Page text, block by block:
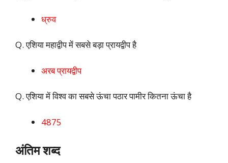
ध्रुव
Q. एशिया महाद्वीप में सबसे बड़ा प्रायद्वीप है
अरब प्रायद्वीप
Q. एशिया में विश्व का सबसे ऊंचा पठार पामीर कितना ऊंचा है
4875
अंतिम शब्द